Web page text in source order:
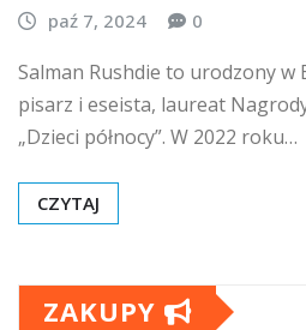
paź 7, 2024 0
Salman Rushdie to urodzony
pisarz i eseista, laureat
„Dzieci północy”. W 2022 roku…
CZYTAJ
ZAKUPY